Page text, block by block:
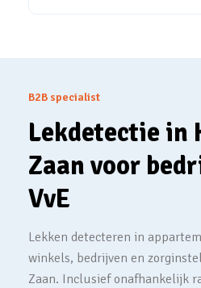
B2B specialist
Lekdetectie in
Zaan voor
VvE
Lekken detecteren in
winkels, bedrijven en
Zaan. Inclusief onafhankelijk